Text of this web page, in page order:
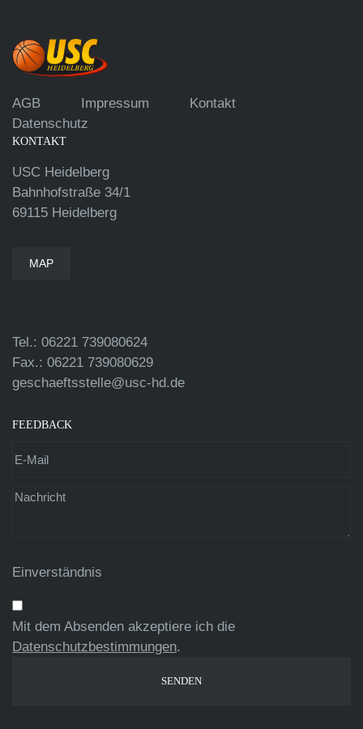
AGB Impressum
Kontakt
Datenschutz
KONTAKT
USC Heidelberg
Bahnhofstraße 34/1
69115 Heidelberg
MAP
Tel.: 06221 739080624
Fax.: 06221 739080629
geschaeftsstelle@usc-hd.de
FEEDBACK
Einverständnis
Mit dem Absenden akzeptiere ich die
Datenschutzbestimmungen.